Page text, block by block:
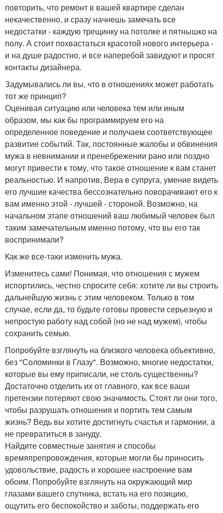
повторить, что ремонт в вашей квартире сделан
некачественно, и сразу начнешь замечать все
недостатки - каждую трещинку на потолке и пятнышко на
полу. А стоит похвастаться красотой нового интерьера -
и на душе радостно, и все наперебой завидуют и просят
контакты дизайнера.
Задумывались ли вы, что в отношениях может работать
тот же принцип?
Оценивая ситуацию или человека тем или иным
образом, мы как бы программируем его на
определенное поведение и получаем соответствующее
развитие событий. Так, постоянные жалобы и обвинения
мужа в невнимании и пренебрежении рано или поздно
могут привести к тому, что такое отношение к вам станет
реальностью. И напротив, Вера в супруга, умение видеть
его лучшие качества бессознательно поворачивают его к
вам именно этой - лучшей - стороной. Возможно, на
начальном этапе отношений ваш любимый человек был
таким замечательным именно потому, что вы его так
воспринимали?
Как же все-таки изменить мужа.
Изменитесь сами! Понимая, что отношения с мужем
испортились, честно спросите себя: хотите ли вы строить
дальнейшую жизнь с этим человеком. Только в том
случае, если да, то будьте готовы провести серьезную и
непростую работу над собой (но не над мужем), чтобы
сохранить семью.
Попробуйте взглянуть на близкого человека объективно,
без "Соломинки в Глазу". Возможно, многие недостатки,
которые вы ему приписали, не столь существенны?
Достаточно отделить их от главного, как все ваши
претензии потеряют свою значимость. Стоят ли они того,
чтобы разрушать отношения и портить тем самым
жизнь? Ведь вы хотите достигнуть счастья и гармонии, а
не превратиться в зануду.
Найдите совместные занятия и способы
времяпрепровождения, которые могли бы приносить
удовольствие, радость и хорошее настроение вам
обоим. Попробуйте взглянуть на окружающий мир
глазами вашего спутника, встать на его позицию,
ощутить его беспокойство и заботы, поддержать его